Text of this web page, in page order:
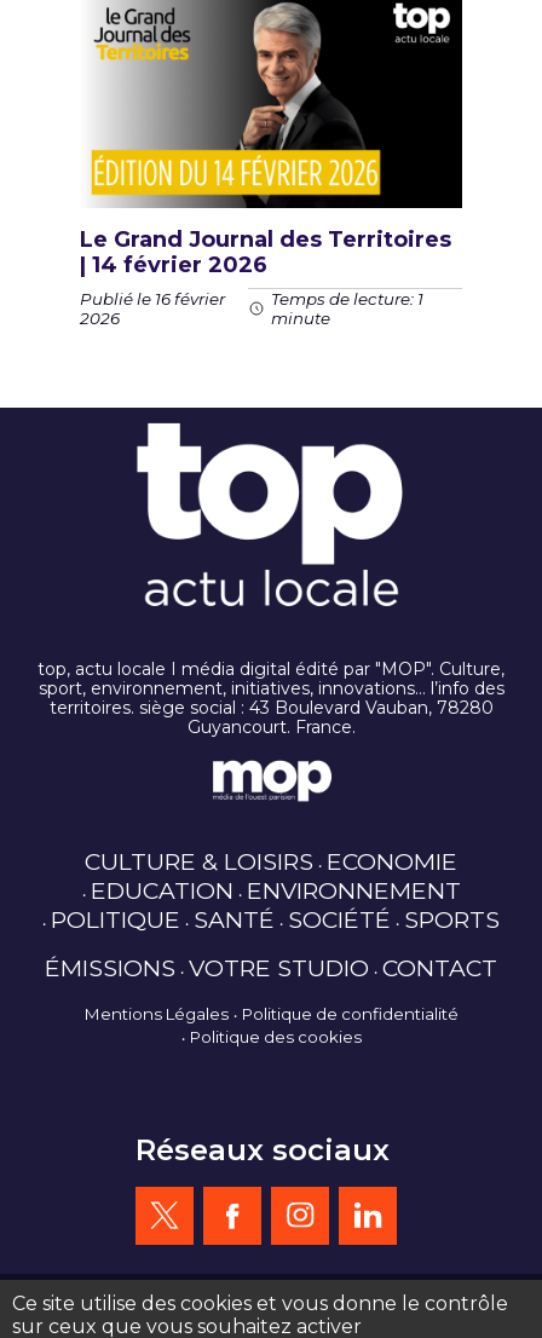
Le Grand Journal des Territoires
| 14 février 2026
Publié le 16 février
2026
Temps de lecture: 1
minute
top, actu locale I média digital édité par "MOP". Culture,
sport, environnement, initiatives, innovations… l’info des
territoires. siège social : 43 Boulevard Vauban, 78280
Guyancourt. France.
CULTURE & LOISIRS ECONOMIE
EDUCATION ENVIRONNEMENT
POLITIQUE SANTÉ SOCIÉTÉ SPORTS
ÉMISSIONS VOTRE STUDIO CONTACT
Mentions Légales
Politique de confidentialité
Politique des cookies
Réseaux sociaux
Ce site utilise des cookies et vous donne le contrôle
sur ceux que vous souhaitez activer